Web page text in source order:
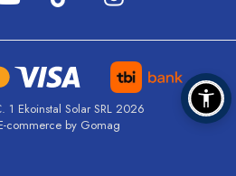
1 Ekoinstal Solar SRL 2026
commerce by Gomag